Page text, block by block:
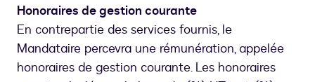
Honoraires de gestion courante
En contrepartie des services fournis, le
Mandataire percevra une rémunération, appelée
honoraires de gestion courante. Les honoraires